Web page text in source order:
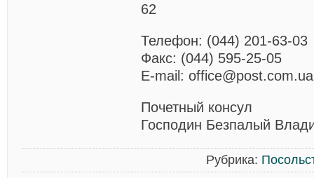
62
Телефон: (044) 201-63-03
Факс: (044) 595-25-05
E-mail: office@post.com.ua
Почетный консул
Господин Безпалый
Рубрика: